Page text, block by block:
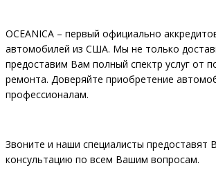
OCEANIСA – первый официально
автомобилей из США. Мы не только
предоставим Вам полный спектр услуг от
ремонта. Доверяйте приобретение
профессионалам.
Звоните и наши специалисты предоставят
консультацию по всем Вашим вопросам.